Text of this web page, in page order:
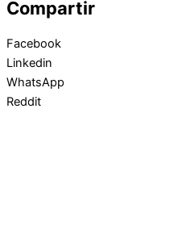
Compartir
Facebook
Linkedin
WhatsApp
Reddit